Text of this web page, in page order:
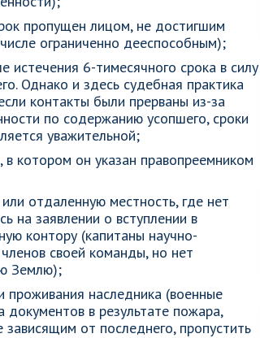
пропущен лицом, не достигшим
ограниченно дееспособным);
истечения 6-тимесячного срока в силу
Однако и здесь судебная практика
контакты были прерваны из-за
по содержанию усопшего, сроки
уважительной;
котором он указан правопреемником
отдаленную местность, где нет
на заявлении о вступлении в
контору (капитаны научно-
своей команды, но нет
Землю);
наследника (военные
документов в результате пожара,
от последнего, пропустить